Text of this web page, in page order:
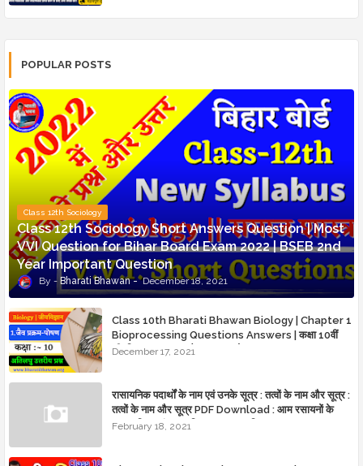
POPULAR POSTS
Class 12th Sociology
Class 12th Sociology Short Answers Question | Most
VVI Question for Bihar Board Exam 2022 | BSEB 2nd
Year Important Question
Bharati Bhawan December 18, 2021
Class 10th Bharati Bhawan Biology | Chapter 1
Bioprocessing Questions Answers | कक्षा 10वीं
जीवविज्ञान अध्याय 1 जैव प्रक्रम-पोषण
December 17, 2021
रासायनिक पदार्थों के नाम एवं उनके सूत्र : तत्वों के नाम और सूत्र :
तत्वों के नाम और सूत्र PDF Download : आम रसायनों के
व्यावसायिक एवं रासायनिक नाम व्यावसायिक नाम — IAPUC नाम
February 18, 2021